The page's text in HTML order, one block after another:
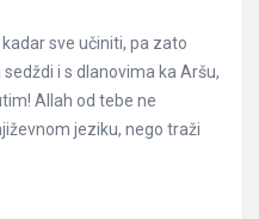
sve učiniti, pa zato
i s dlanovima ka Aršu,
Allah od tebe ne
jeziku, nego traži